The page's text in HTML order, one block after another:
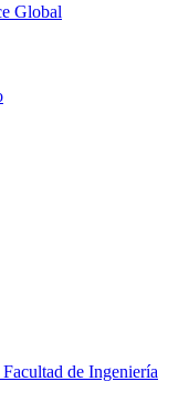
Global
de Ingeniería